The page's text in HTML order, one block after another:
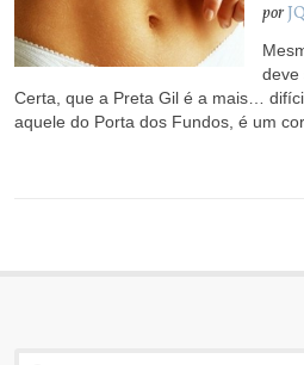
por
deve
Certa, que a Preta Gil é a mais…
aquele do Porta dos Fundos, é um